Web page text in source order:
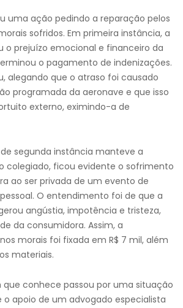
uma ação pedindo a reparação pelos
sofridos. Em primeira instância, a
o prejuízo emocional e financeiro da
o pagamento de indenizações.
alegando que o atraso foi causado
programada da aeronave e que isso
externo, eximindo-a de
segunda instância manteve a
colegiado, ficou evidente o sofrimento
ao ser privada de um evento de
O entendimento foi de que a
angústia, impotência e tristeza,
da consumidora. Assim, a
morais foi fixada em R$ 7 mil, além
materiais.
que conhece passou por uma situação
o apoio de um advogado especialista